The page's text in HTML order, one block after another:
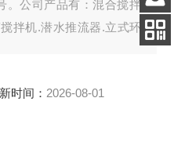
。公司产品有：混合搅拌
拌机.潜水推流器.立式环
时间： 2026-08-01
客服
电话